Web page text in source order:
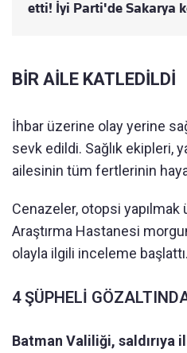
etti! İyi Parti'de Sakarya
BİR AİLE KATLEDİLDİ
İhbar üzerine olay yerine
sevk edildi. Sağlık ekipleri,
ailesinin tüm fertlerinin
Cenazeler, otopsi
Araştırma Hastanesi
olayla ilgili inceleme başlattı.
4 ŞÜPHELİ
Batman Valiliği, saldırıya